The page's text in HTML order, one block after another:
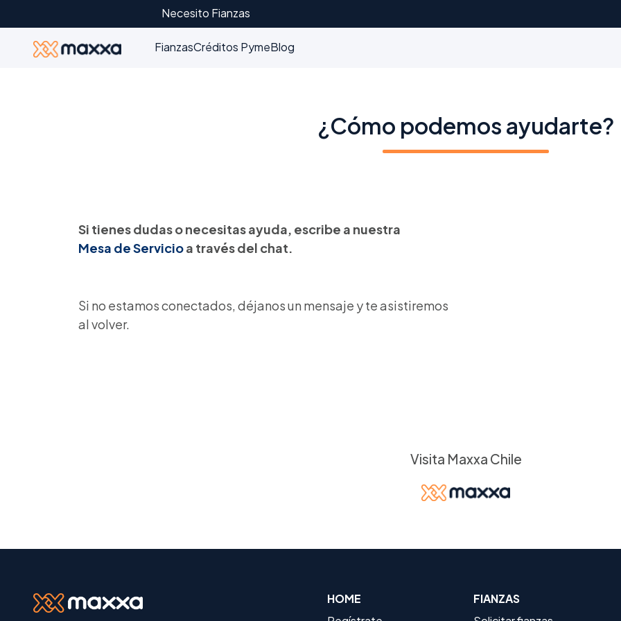
Necesito Fianzas
FianzasCréditos PymeBlog
¿Cómo podemos ayudarte?
Si tienes dudas o necesitas ayuda, escribe a nuestra
Mesa de Servicioa través del chat.
Si no estamos conectados, déjanos un mensaje y te asistiremos
al volver.
Visita Maxxa Chile
HOME
FIANZAS